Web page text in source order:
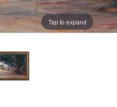
Tap to expand